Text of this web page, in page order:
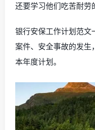
还要学习他们吃苦耐劳
银行安保工作计划范文
案件、安全事故的发生
本年度计划。